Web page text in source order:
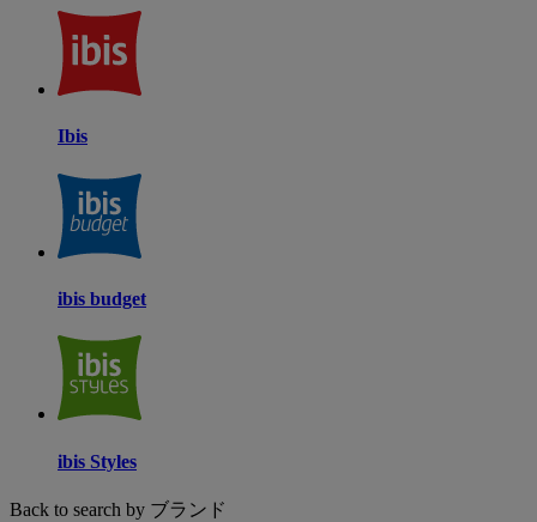
Ibis
ibis budget
ibis Styles
Back to search by ブランド